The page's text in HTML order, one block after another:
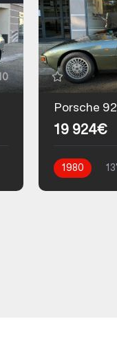
Porsche
19 924€
1980